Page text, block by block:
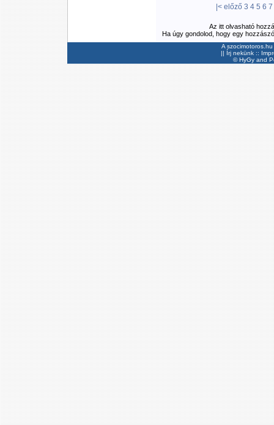
|< előző 3 4 5 6 7
Az itt olvasható
Ha úgy gondolod, hogy egy
A
|| Írj nekünk ::
©HyGyand